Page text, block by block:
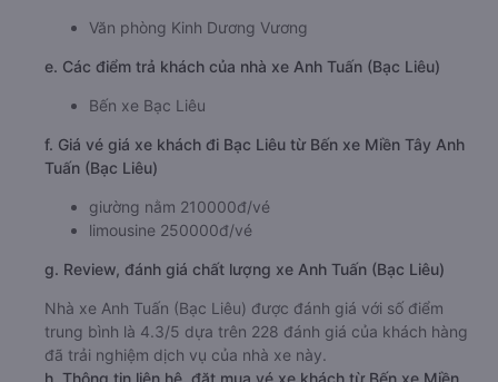
Văn phòng Kinh Dương Vương
e. Các điểm trả khách của nhà xe Anh Tuấn (Bạc Liêu)
Bến xe Bạc Liêu
f. Giá vé giá xe khách đi Bạc Liêu từ Bến xe Miền Tây Anh
Tuấn (Bạc Liêu)
giường nằm 210000đ/vé
limousine 250000đ/vé
g. Review, đánh giá chất lượng xe Anh Tuấn (Bạc Liêu)
Nhà xe Anh Tuấn (Bạc Liêu) được đánh giá với số điểm
trung bình là 4.3/5 dựa trên 228 đánh giá của khách hàng
đã trải nghiệm dịch vụ của nhà xe này.